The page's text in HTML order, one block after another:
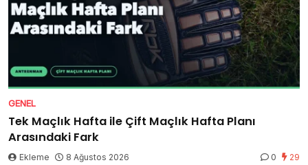
GENEL
Tek Maçlık Hafta ile Çift Maçlık Hafta Planı
Arasındaki Fark
Ekleme 8 Ağustos 2026 0 29